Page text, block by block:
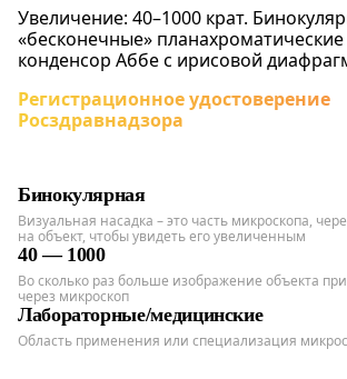
Увеличение: 40–1000 крат.
«бесконечные»
конденсор Аббе с ирисовой
Регистрационное удостоверение
Росздравнадзора
Бинокулярная
Визуальная насадка – это часть микроскопа,
на объект, чтобы увидеть его увеличенным
40 — 1000
Во сколько раз больше изображение объекта
через микроскоп
Лабораторные/медицинские
Область применения или специализация